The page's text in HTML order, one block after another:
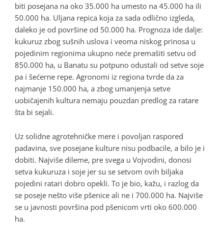
biti posejana na oko 35.000 ha umesto na 45.000 ha ili
50.000 ha. Uljana repica koja za sada odlično izgleda,
daleko je od površine od 50.000 ha. Prognoza ide dalje:
kukuruz zbog sušnih uslova i veoma niskog prinosa u
pojedinim regionima ukupno neće premašiti setvu od
850.000 ha, u Banatu su potpuno odustali od setve soje
pa i šećerne repe. Agronomi iz regiona tvrde da za
najmanje 150.000 ha, a zbog umanjenja setve
uobičajenih kultura nemaju pouzdan predlog za ratare
šta bi sejali.
Uz solidne agrotehničke mere i povoljan raspored
padavina, sve posejane kulture nisu podbacile, a bilo je i
dobiti. Najviše dileme, pre svega u Vojvodini, donosi
setva kukuruza i soje jer su se setvom ovih biljaka
pojedini ratari dobro opekli. To je bio, kažu, i razlog da
se poseje nešto više pšenice ali ne i 700.000 ha. Najviše
se u javnosti površina pod pšenicom vrti oko 600.000
ha.